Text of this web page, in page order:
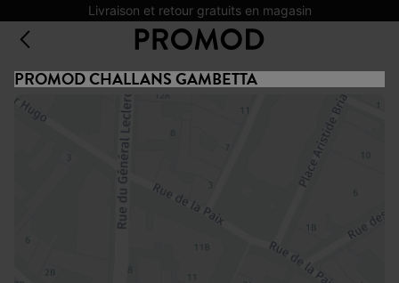
Livraison et retour gratuits en magasin
PROMOD CHALLANS GAMBETTA